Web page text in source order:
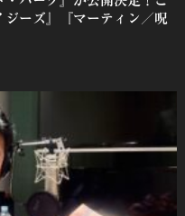
ーズ』『マーティン／呪